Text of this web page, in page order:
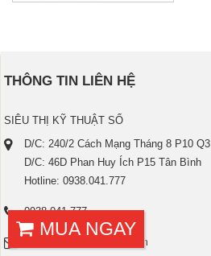
MUA NGAY
THÔNG TIN LIÊN HỆ
SIÊU THỊ KỸ THUẬT SỐ
D/C: 240/2 Cách Mạng Tháng 8 P10 Q3
D/C: 46D Phan Huy Ích P15 Tân Bình
Hotline: 0938.041.777
0938.041.777
dangquangkts@gmail.com